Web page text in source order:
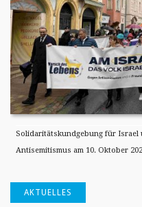
Solidaritätskundgebung für Israel
Antisemitismus am 10. Oktober
AKTUELLES